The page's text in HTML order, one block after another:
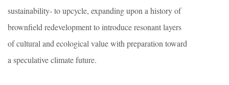
sustainability- to upcycle, expanding upon a history of
brownfield redevelopment to introduce resonant layers
of cultural and ecological value with preparation toward
a speculative climate future.